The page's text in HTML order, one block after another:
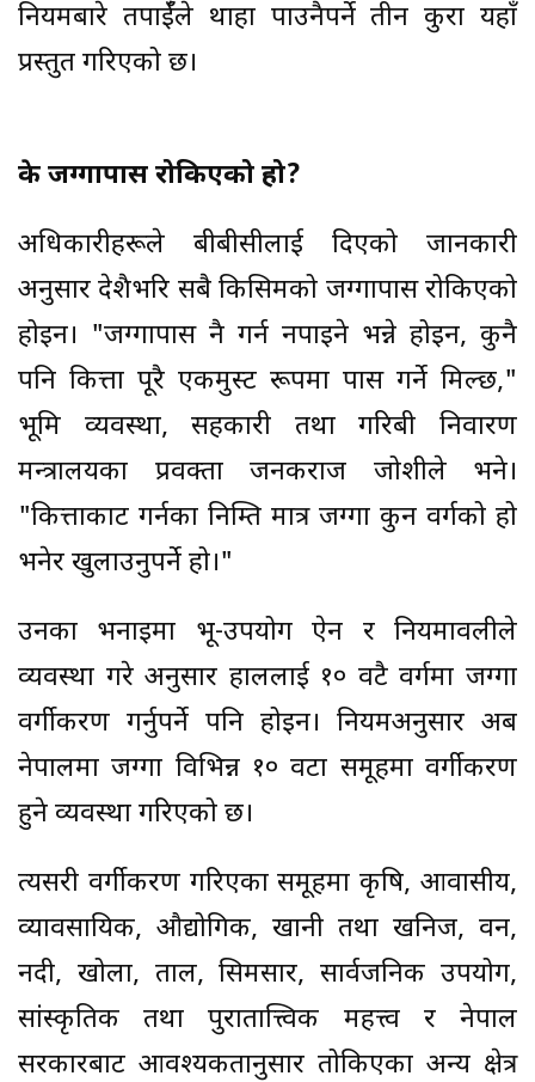
नियमबारे तपाईँले थाहा पाउनैपर्ने तीन कुरा यहाँ
प्रस्तुत गरिएको छ।
के जग्गापास रोकिएको हो?
अधिकारीहरूले बीबीसीलाई दिएको जानकारी
अनुसार देशैभरि सबै किसिमको जग्गापास रोकिएको
होइन। "जग्गापास नै गर्न नपाइने भन्ने होइन, कुनै
पनि कित्ता पूरै एकमुस्ट रूपमा पास गर्ने मिल्छ,"
भूमि व्यवस्था, सहकारी तथा गरिबी निवारण
मन्त्रालयका प्रवक्ता जनकराज जोशीले भने।
"कित्ताकाट गर्नका निम्ति मात्र जग्गा कुन वर्गको हो
भनेर खुलाउनुपर्ने हो।"
उनका भनाइमा भू-उपयोग ऐन र नियमावलीले
व्यवस्था गरे अनुसार हाललाई १० वटै वर्गमा जग्गा
वर्गीकरण गर्नुपर्ने पनि होइन। नियमअनुसार अब
नेपालमा जग्गा विभिन्न १० वटा समूहमा वर्गीकरण
हुने व्यवस्था गरिएको छ।
त्यसरी वर्गीकरण गरिएका समूहमा कृषि, आवासीय,
व्यावसायिक, औद्योगिक, खानी तथा खनिज, वन,
नदी, खोला, ताल, सिमसार, सार्वजनिक उपयोग,
सांस्कृतिक तथा पुरातात्त्विक महत्त्व र नेपाल
सरकारबाट आवश्यकतानुसार तोकिएका अन्य क्षेत्र